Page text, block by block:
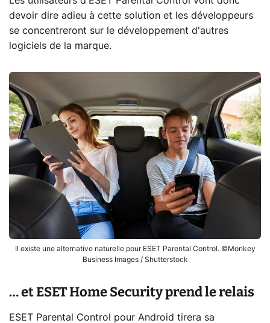
devoir dire adieu à cette solution et les développeurs
se concentreront sur le développement d'autres
logiciels de la marque.
Il existe une alternative naturelle pour ESET Parental Control. ©Monkey
Business Images / Shutterstock
… et ESET Home Security prend le relais
ESET Parental Control pour Android tirera sa